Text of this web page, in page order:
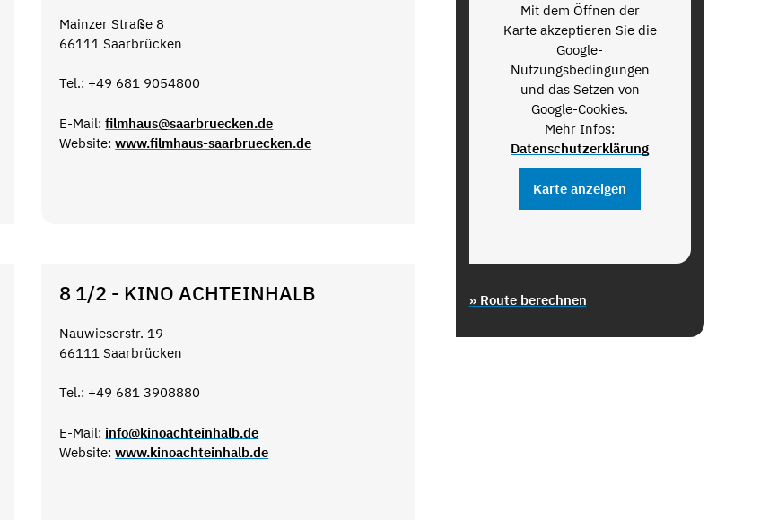
Mainzer Straße 8
66111 Saarbrücken
Tel.: +49 681 9054800
E-Mail:filmhaus@saarbruecken.de
Website:www.filmhaus-saarbruecken.de
8 1/2 - KINO ACHTEINHALB
Nauwieserstr. 19
66111 Saarbrücken
Tel.: +49 681 3908880
E-Mail: info@kinoachteinhalb.de
Website:www.kinoachteinhalb.de
Mit dem Öffnen der
Karte akzeptieren Sie die
Google-
Nutzungsbedingungen
und das Setzen von
Google-Cookies.
Mehr Infos:
Datenschutzerklärung
Karte anzeigen
» Route berechnen